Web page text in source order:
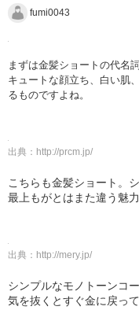
fumi0043
まずは金髪ショートの代名
キュートな顔立ち、白い肌
るものですよね。
出典： http://prcm.jp/
こちらも金髪ショート。
最上もがとはまた違う魅力
出典： http://mery.jp/
シンプルなモノトーンコ
気を抜くとすぐ金に戻っ